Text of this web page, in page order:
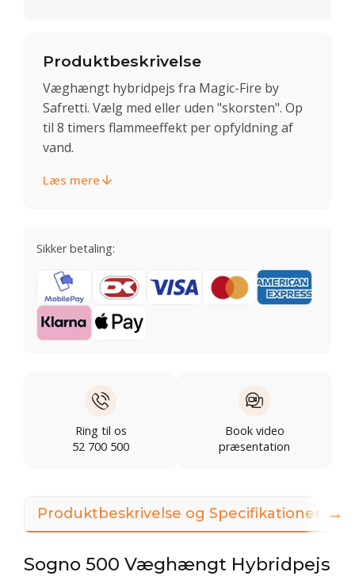
Produktbeskrivelse
Væghængt hybridpejs fra Magic-Fire by
Safretti. Vælg med eller uden "skorsten". Op
til 8 timers flammeeffekt per opfyldning af
vand.
Læs mere
Sikker betaling:
Ring til os
52 700 500
Book video
præsentation
Produktbeskrivelse og Specifikationer
Sogno 500 Væghængt Hybridpejs
→